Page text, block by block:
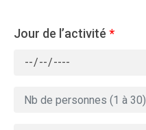
Jour de l’activité *